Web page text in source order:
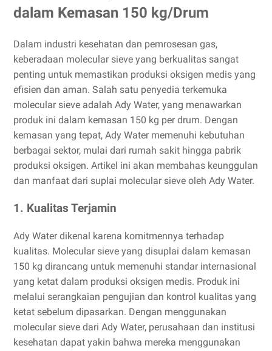
dalam Kemasan 150 kg/Drum
Dalam industri kesehatan dan pemrosesan gas,
keberadaan molecular sieve yang berkualitas sangat
penting untuk memastikan produksi oksigen medis yang
efisien dan aman. Salah satu penyedia terkemuka
molecular sieve adalah Ady Water, yang menawarkan
produk ini dalam kemasan 150 kg per drum. Dengan
kemasan yang tepat, Ady Water memenuhi kebutuhan
berbagai sektor, mulai dari rumah sakit hingga pabrik
produksi oksigen. Artikel ini akan membahas keunggulan
dan manfaat dari suplai molecular sieve oleh Ady Water.
1. Kualitas Terjamin
Ady Water dikenal karena komitmennya terhadap
kualitas. Molecular sieve yang disuplai dalam kemasan
150 kg dirancang untuk memenuhi standar internasional
yang ketat dalam produksi oksigen medis. Produk ini
melalui serangkaian pengujian dan kontrol kualitas yang
ketat sebelum dipasarkan. Dengan menggunakan
molecular sieve dari Ady Water, perusahaan dan institusi
kesehatan dapat yakin bahwa mereka menggunakan